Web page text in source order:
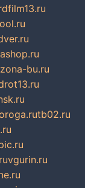
bu.ru
tb02.ru
vgurin.ru